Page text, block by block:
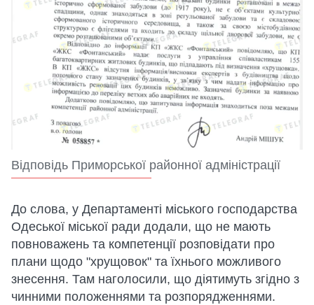
Відповідь Приморської районної адміністрації
До слова, у Департаменті міського господарства
Одеської міської ради додали, що не мають
повноважень та компетенції розповідати про
плани щодо "хрущовок" та їхнього можливого
знесення. Там наголосили, що діятимуть згідно з
чинними положеннями та розпорядженнями.